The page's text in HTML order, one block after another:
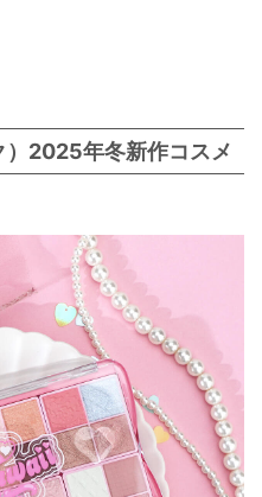
2025年冬新作コスメ